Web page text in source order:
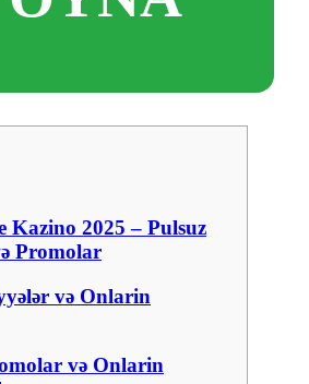
Kazino 2025 – Pulsuz
Promolar
və Onlarin
və Onlarin